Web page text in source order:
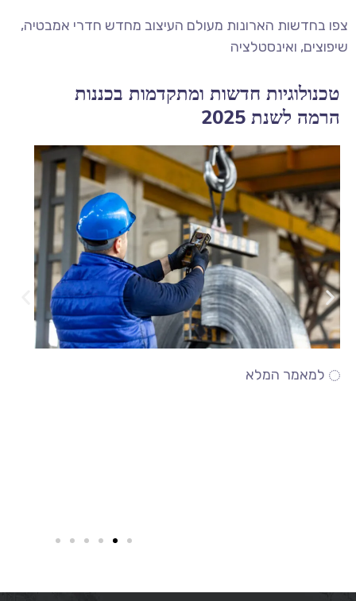
צפו בחדשות הארונות מעולם העיצוב מחדש חדרי אמבטיה,
שיפוצים, ואינסטלציה
טכנולוגיות חדשות ומתקדמות בכננות
הרמה לשנת 2025
למאמר המלא